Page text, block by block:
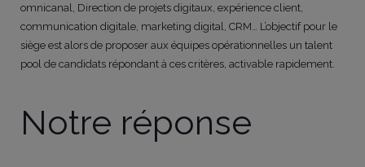
omnicanal, Direction de projets digitaux, expérience client,
communication digitale, marketing digital, CRM… L’objectif pour le
siège est alors de proposer aux équipes opérationnelles un talent
pool de candidats répondant à ces critères, activable rapidement.
Notre réponse